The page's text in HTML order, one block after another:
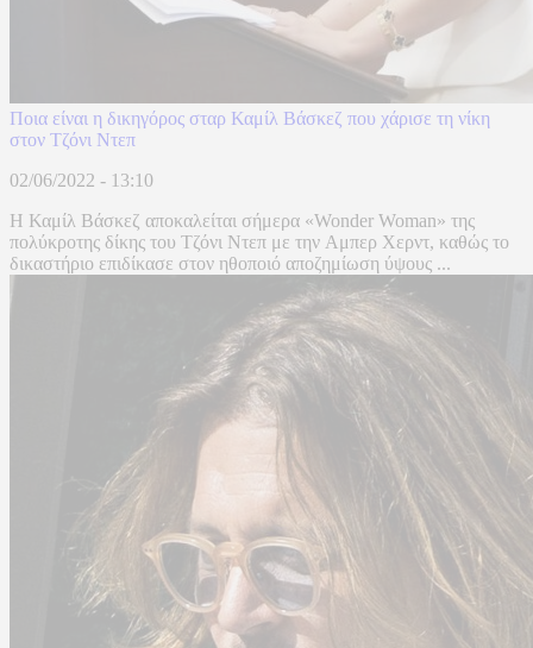
Ποια είναι η δικηγόρος σταρ Καμίλ Βάσκεζ που χάρισε τη νίκη
στον Τζόνι Ντεπ
02/06/2022 - 13:10
Η Καμίλ Βάσκεζ αποκαλείται σήμερα «Wonder Woman» της
πολύκροτης δίκης του Τζόνι Ντεπ με την Αμπερ Χερντ, καθώς το
δικαστήριο επιδίκασε στον ηθοποιό αποζημίωση ύψους ...